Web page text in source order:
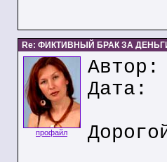
Re: ФИКТИВНЫЙ БРАК ЗА
профайл
Автор:
Дата: